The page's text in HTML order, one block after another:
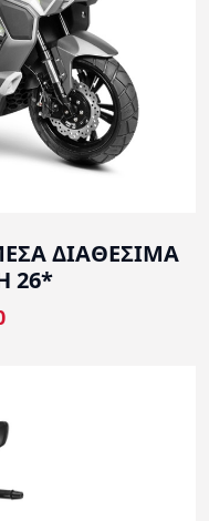
ΔΙΑΘΕΣΙΜΑ
26*